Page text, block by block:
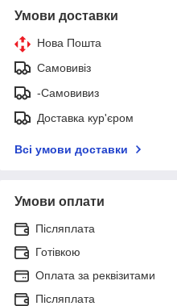
Умови доставки
Нова Пошта
Самовивіз
-Самовивиз
Доставка кур'єром
Всі умови доставки
Умови оплати
Післяплата
Готівкою
Оплата за реквізитами
Післяплата